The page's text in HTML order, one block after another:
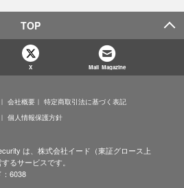
TOP
X Mail Magazine
会社概要
特定商取引法に基づく表記
個人情報保護方針
は、株式会社イード（東証グロース上
るサービスです。
6038